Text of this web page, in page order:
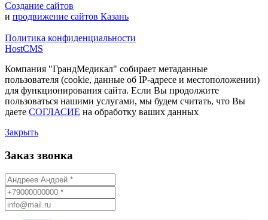
Создание сайтов
и продвижение сайтов Казань
Политика конфиденциальности
HostCMS
Компания "ГрандМедикал" собирает метаданные
пользователя (cookie, данные об IP-адресе и местоположении)
для функционирования сайта. Если Вы продолжите
пользоваться нашими услугами, мы будем считать, что Вы
даете СОГЛАСИЕ на обработку ваших данных
Закрыть
Заказ звонка